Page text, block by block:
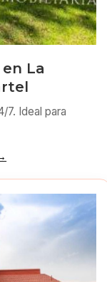
La
7. Ideal para